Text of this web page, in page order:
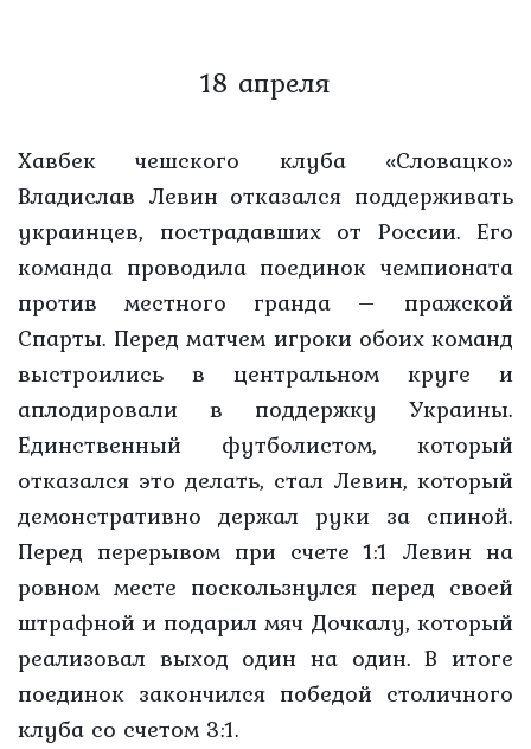
18 апреля
Хавбек чешского клуба «Словацко»
Владислав Левин отказался поддерживать
украинцев, пострадавших от России. Его
команда проводила поединок чемпионата
против местного гранда – пражской
Спарты. Перед матчем игроки обоих команд
выстроились в центральном круге и
аплодировали в поддержку Украины.
Единственный футболистом, который
отказался это делать, стал Левин, который
демонстративно держал руки за спиной.
Перед перерывом при счете 1:1 Левин на
ровном месте поскользнулся перед своей
штрафной и подарил мяч Дочкалу, который
реализовал выход один на один. В итоге
поединок закончился победой столичного
клуба со счетом 3:1.